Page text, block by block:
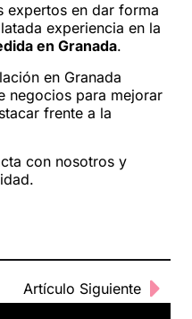
expertos en dar forma
experiencia en la
en Granada.
en Granada
negocios para mejorar
frente a la
con nosotros y
Artículo Siguiente